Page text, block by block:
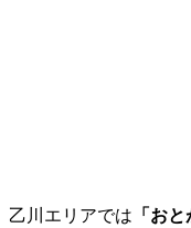
乙川エリアでは 「お